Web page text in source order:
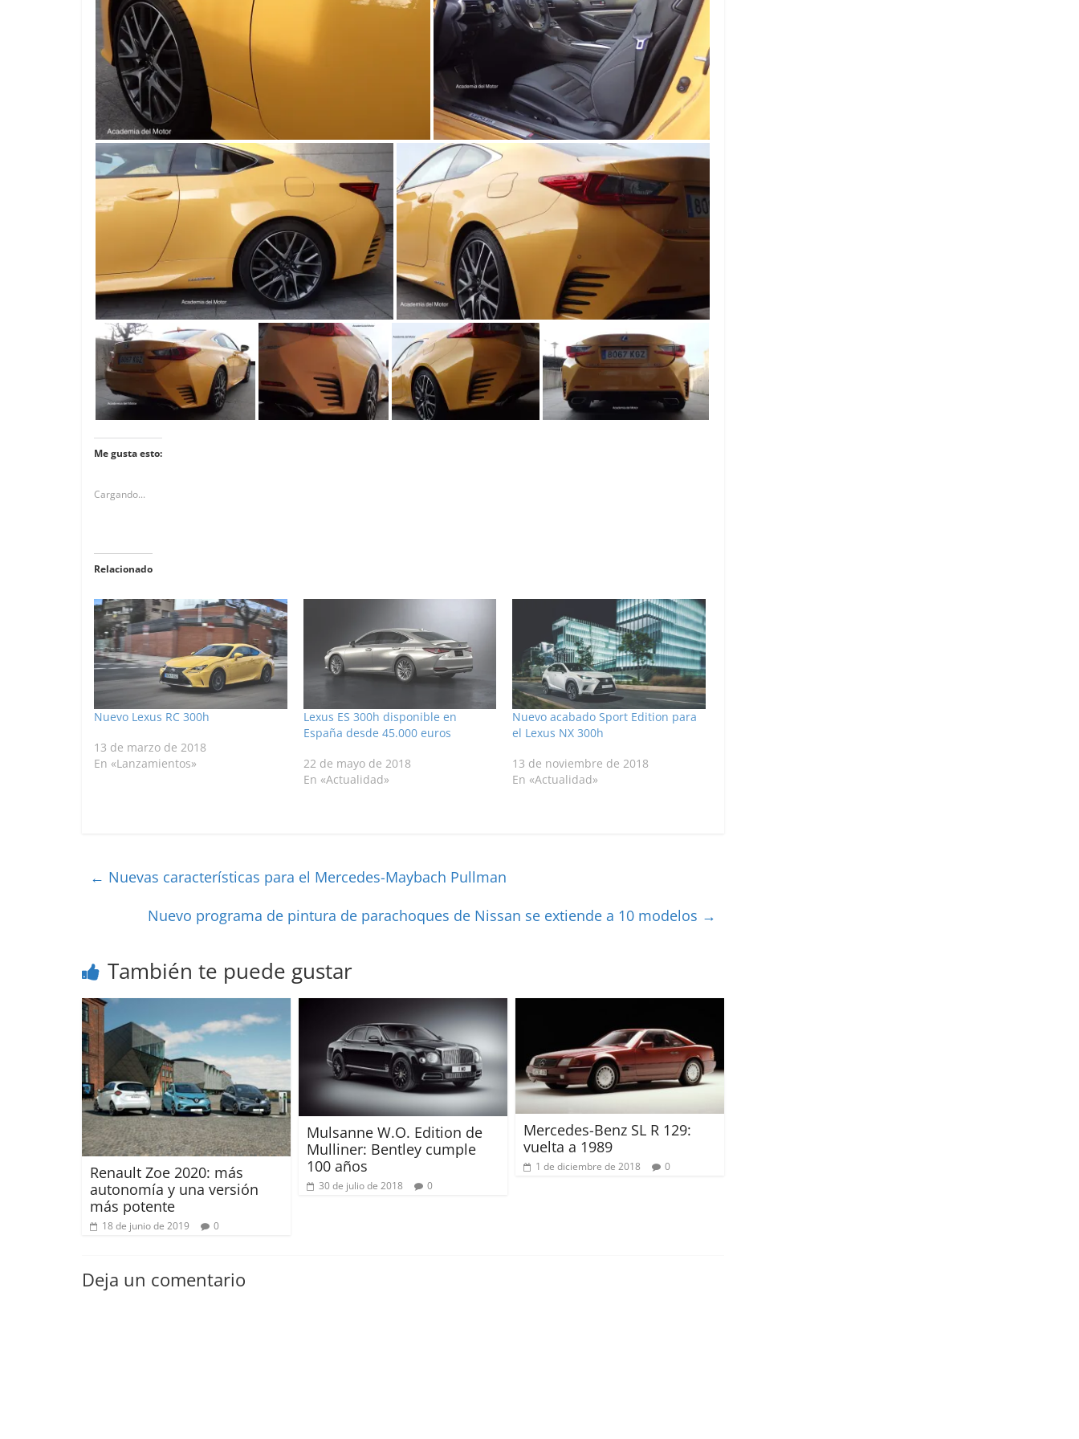
Me gusta esto:
Cargando...
Relacionado
Nuevo Lexus RC 300h
13 de marzo de 2018
En «Lanzamientos»
Lexus ES 300h disponible en
España desde 45.000 euros
22 de mayo de 2018
En «Actualidad»
Nuevo acabado Sport Edition para
el Lexus NX 300h
13 de noviembre de 2018
En «Actualidad»
← Nuevas características para el Mercedes-Maybach Pullman
Nuevo programa de pintura de parachoques de Nissan se extiende a 10 modelos →
También te puede gustar
Renault Zoe 2020: más
autonomía y una versión
más potente
18 de junio de 2019 0
Mulsanne W.O. Edition de
Mulliner: Bentley cumple
100 años
30 de julio de 2018 0
Mercedes-Benz SL R 129:
vuelta a 1989
1 de diciembre de 2018 0
Deja un comentario
31 de mayo de 2022 mospotter84